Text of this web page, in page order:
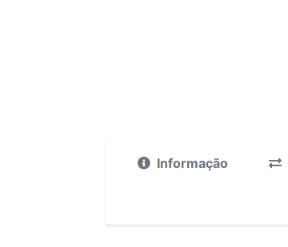
Informação